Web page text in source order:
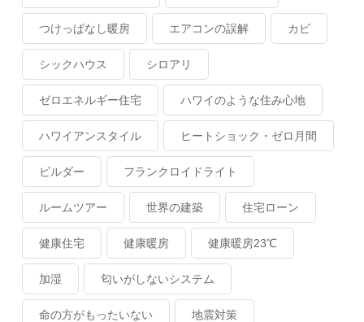
つけっぱなし暖房 エアコンの誤解 カビ
シックハウス シロアリ
ゼロエネルギー住宅 ハワイのような住み心地
ハワイアンスタイル ヒートショック・ゼロ月間
ビルダー フランクロイドライト
ルームツアー 世界の建築 住宅ローン
健康住宅 健康暖房 健康暖房23℃
加湿 匂いがしないシステム
命の方がもったいない 地震対策